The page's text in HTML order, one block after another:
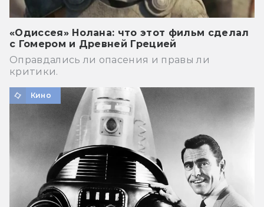
«Одиссея» Нолана: что этот фильм сделал
с Гомером и Древней Грецией
Оправдались ли опасения и правы ли
критики.
Кино